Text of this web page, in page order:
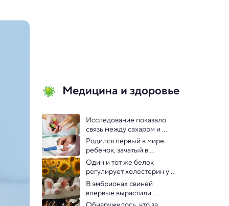
Медицина и здоровье
Исследование показало
связь между сахаром и
ухудшением памяти у детей
Родился первый в мире
ребенок, зачатый в
автоматическом режиме
Один и тот же белок
регулирует холестерин у
людей и поворачивает
растения к солнцу
В эмбрионах свиней
впервые вырастили
крошечные человеческие